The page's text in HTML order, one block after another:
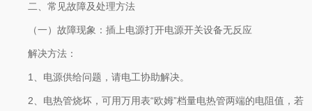
二、常见故障及处理方法
（一）故障现象：插上电源打开电源开关设备无反应
解决方法：
1、电源供给问题，请电工协助解决。
2、电热管烧坏，可用万用表“欧姆”档量电热管两端的电阻值，若